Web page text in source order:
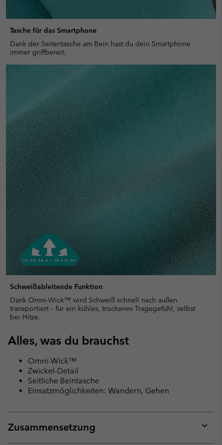
Tasche für das Smartphone
Dank der Seitentasche am Bein hast du dein Smartphone
immer griffbereit.
Schweißableitende Funktion
Dank Omni-Wick™ wird Schweiß schnell nach außen
transportiert – für ein kühles, trockenes Tragegefühl, selbst
bei Hitze.
Alles, was du brauchst
Omni-Wick™
Zwickel-Detail
Seitliche Beintasche
Einsatzmöglichkeiten: Wandern, Gehen
Zusammensetzung